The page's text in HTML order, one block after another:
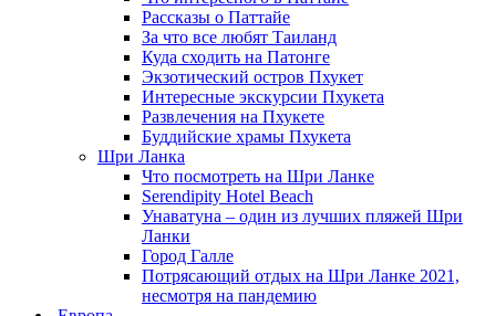
Рассказы о Паттайе
За что все любят Таиланд
Куда сходить на Патонге
Экзотический остров Пхукет
Интересные экскурсии Пхукета
Развлечения на Пхукете
Буддийские храмы Пхукета
Шри Ланка
Что посмотреть на Шри Ланке
Serendipity Hotel Beach
Унаватуна – один из лучших пляжей Шри
Ланки
Город Галле
Потрясающий отдых на Шри Ланке 2021,
несмотря на пандемию